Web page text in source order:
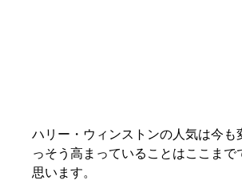
ハリー・ウィンストンの人気は今も
っそう高まっていることはここまで
思います。